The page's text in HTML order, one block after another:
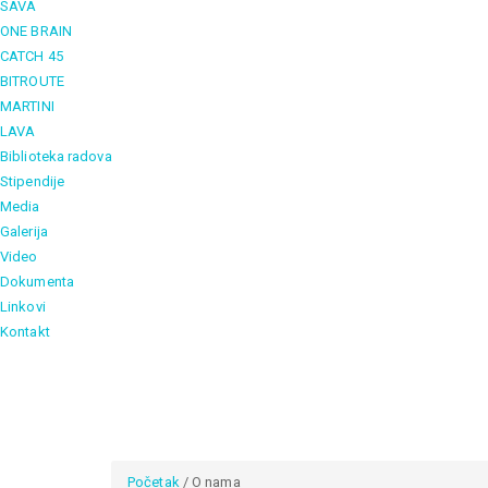
SAVA
ONE BRAIN
CATCH 45
BITROUTE
MARTINI
LAVA
Biblioteka radova
Stipendije
Media
Galerija
Video
Dokumenta
Linkovi
Kontakt
Početak/ O nama